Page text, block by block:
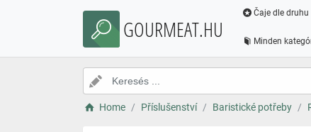
GOURMEAT.HU
Čaje dle druhu
Minden
Home Příslušenství Baristické potřeby